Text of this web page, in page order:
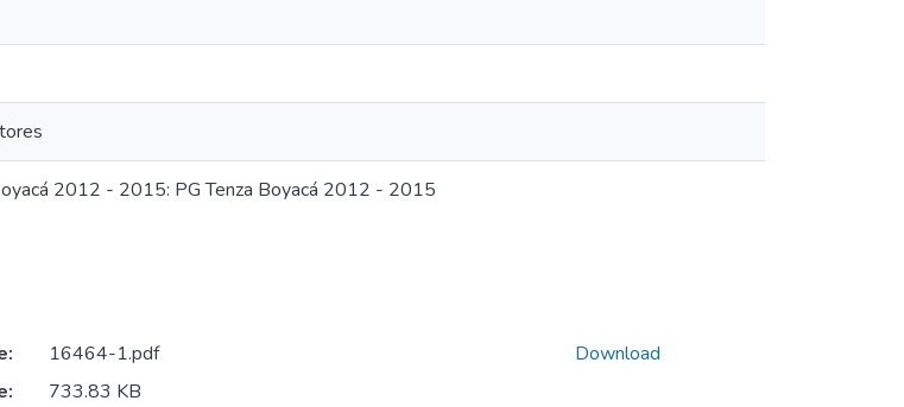
2012 - 2015: PG Tenza Boyacá 2012 - 2015
16464-1.pdf
733.83 KB
Download